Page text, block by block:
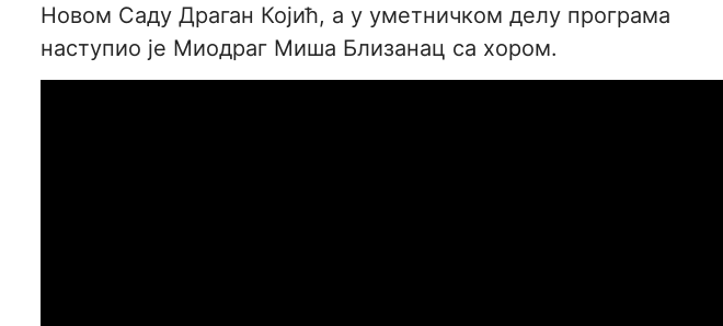
Новом Саду Драган Којић, а у уметничком делу програма
наступио је Миодраг Миша Близанац са хором.